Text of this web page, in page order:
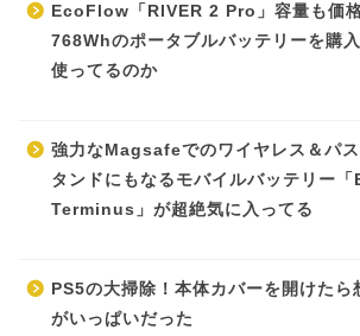
EcoFlow「RIVER 2 Pro」容量も価
768Whのポータブルバッテリーを購
使ってるのか
強力なMagsafeでのワイヤレス＆パ
タンドにもなるモバイルバッテリー
Terminus」が超絶気に入ってる
PS5の大掃除！本体カバーを開けたら
がいっぱいだった